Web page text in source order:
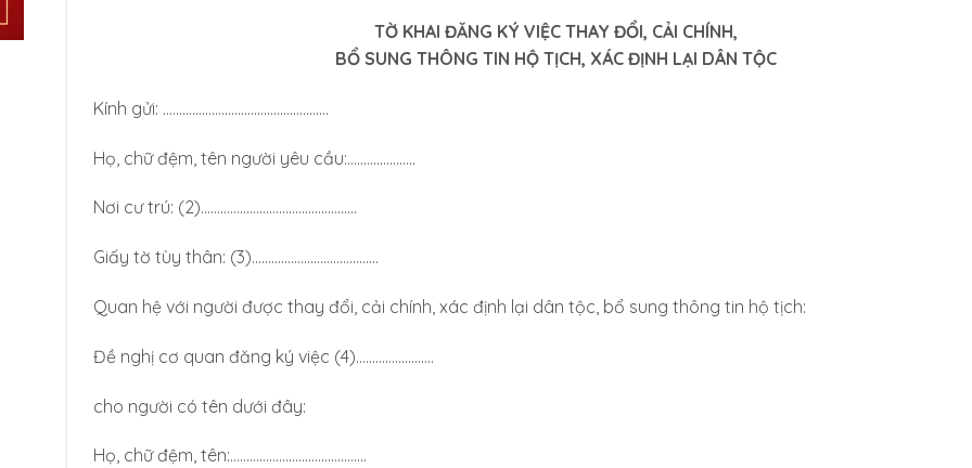
TỜ KHAI ĐĂNG KÝ VIỆC THAY ĐỔI, CẢI CHÍNH,
BỔ SUNG THÔNG TIN HỘ TỊCH, XÁC ĐỊNH LẠI DÂN TỘC
Kính gửi: ……………………………………………
Họ, chữ đệm, tên người yêu cầu:…………………
Nơi cư trú: (2)…………………………………………
Giấy tờ tùy thân: (3)…………………………………
Quan hệ với người được thay đổi, cải chính, xác định lại dân tộc, bổ sung thông tin hộ tịch:
Đề nghị cơ quan đăng ký việc (4)……………………
cho người có tên dưới đây:
Họ, chữ đệm, tên:……………………………………